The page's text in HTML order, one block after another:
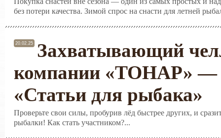
без потери качества. Зимой спрос на снасти для летней
20.02.25
Захватывающий
компании «ТОНАР» —
«Статьи для рыбака»
Проверьте свои силы, пробурив лёд быстрее других, и
рыбалки! Как стать участником?...